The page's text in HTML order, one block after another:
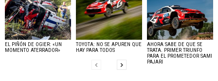
EL PIÑÓN DE OGIER: «UN
MOMENTO ATERRADOR»
TOYOTA: NO SE APUREN QUE
HAY PARA TODOS
AHORA SABE DE QUE SE
TRATA. PRIMER TRIUNFO
PARA EL PROMETEDOR SAMI
PAJARI